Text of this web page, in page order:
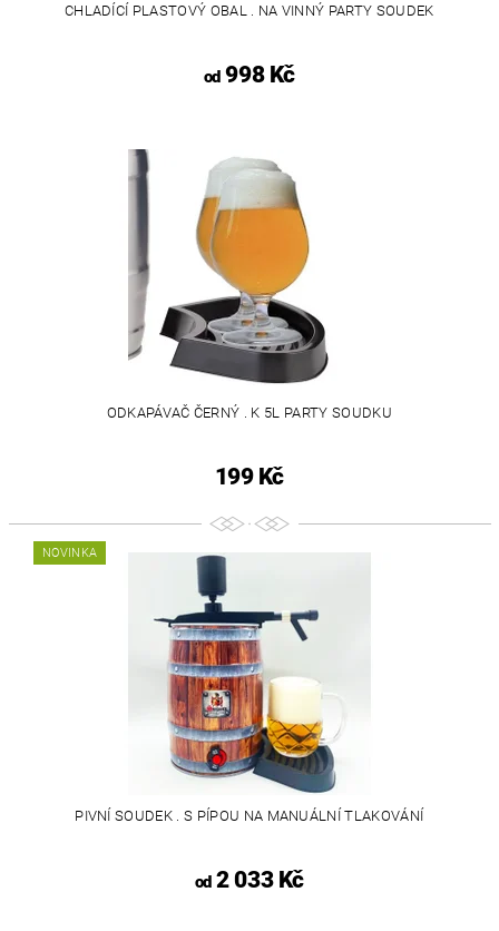
CHLADÍCÍ PLASTOVÝ OBAL . NA VINNÝ PARTY SOUDEK
od998 Kč
ODKAPÁVAČ ČERNÝ . K 5L PARTY SOUDKU
199 Kč
NOVINKA
PIVNÍ SOUDEK . S PÍPOU NA MANUÁLNÍ TLAKOVÁNÍ
od2 033 Kč